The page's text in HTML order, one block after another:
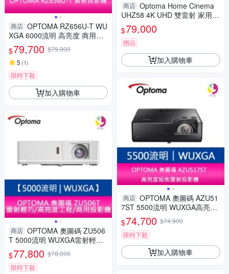
商店 OPTOMA RZ656U-T WU
XGA 6000流明 高亮度 商用雷
射投影機
$79,700 $79,900
5 (1)
限時下殺
加入購物車
商店 OPTOMA 奧圖碼 ZU506
T 5000流明 WUXGA雷射輕巧
高亮度工程商用投影機 原廠五
年保固
$77,800 $78,000
限時下殺
商店 Optoma Home Cinema
UHZ58 4K UHD 雙雷射 家用劇
院投影機 Full-3D 360度投影 支
援網路
$79,000
贈品
加入購物車
商店 OPTOMA 奧圖碼 AZU51
7ST 5500流明 WUXGA高亮度
短焦雷射投影機
$74,700 $74,900
限時下殺
加入購物車